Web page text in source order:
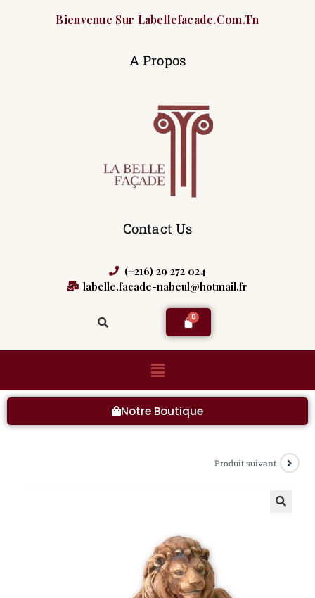
Bienvenue Sur Labellefacade.com.tn
A Propos
Contact Us
(+216) 29 272 024
labelle.facade-nabeul@hotmail.fr
Notre Boutique
Produit suivant